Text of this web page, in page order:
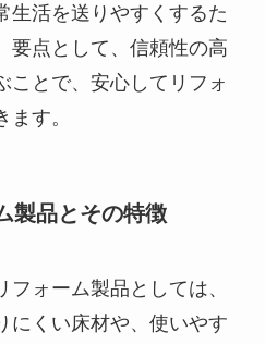
生活を送りやすくするた
要点として、信頼性の高
ことで、安心してリフォ
す。
製品とその特徴
ォーム製品としては、
にくい床材や、使いやす